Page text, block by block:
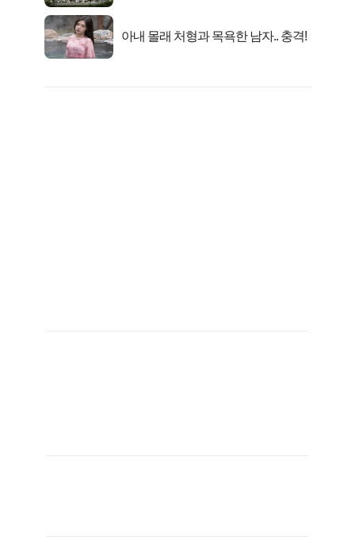
아내 몰래 처형과 목욕한 남자.. 충격!